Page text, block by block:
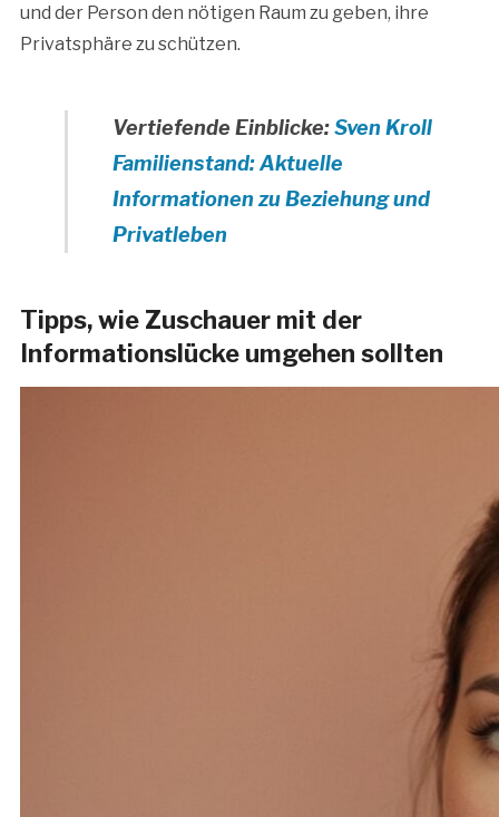
und der Person den nötigen Raum zu geben, ihre
Privatsphäre zu schützen.
Vertiefende Einblicke:Sven Kroll
Familienstand: Aktuelle
Informationen zu Beziehung und
Privatleben
Tipps, wie Zuschauer mit der
Informationslücke umgehen sollten